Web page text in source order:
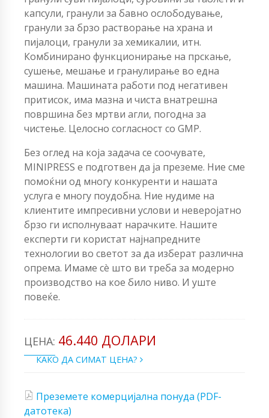
капсули, гранули за бавно ослободување,
гранули за брзо растворање на храна и
пијалоци, гранули за хемикалии, итн.
Комбинирано функционирање на прскање,
сушење, мешање и гранулирање во една
машина. Машината работи под негативен
притисок, има мазна и чиста внатрешна
површина без мртви агли, погодна за
чистење. Целосно согласност со GMP.
Без оглед на која задача се соочувате,
MINIPRESS е подготвен да ја преземе. Ние сме
помоќни од многу конкуренти и нашата
услуга е многу поудобна. Ние нудиме на
клиентите импресивни услови и неверојатно
брзо ги исполнуваат нарачките. Нашите
експерти ги користат најнапредните
технологии во светот за да изберат различна
опрема. Имаме сè што ви треба за модерно
производство на кое било ниво. И уште
повеќе.
ЦЕНА: 46.440 ДОЛАРИ
КАКО ДА СИМАТ ЦЕНА?
Преземете комерцијална понуда (PDF-
датотека)